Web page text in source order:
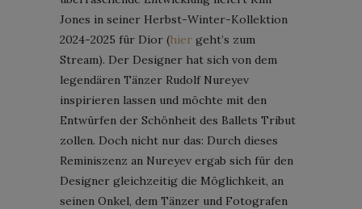
Jones in seiner Herbst-Winter-Kollektion
2024-2025 für Dior (hier geht’s zum
Stream). Der Designer hat sich von dem
legendären Tänzer Rudolf Nureyev
inspirieren lassen und möchte mit den
Entwürfen der Schönheit des Ballets Tribut
zollen. Doch nicht nur das: Durch dieses
Reminiszenz an Nureyev ergab sich für den
Designer gleichzeitig die Möglichkeit, an
seinen Onkel, dem Tänzer und Fotografen